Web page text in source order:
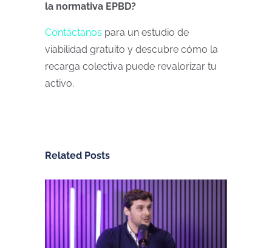
la normativa EPBD?
Contáctanos para un estudio de
viabilidad gratuito y descubre cómo la
recarga colectiva puede revalorizar tu
activo.
Related Posts